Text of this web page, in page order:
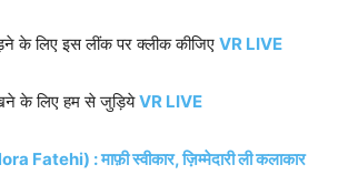
के लिए इस लींक पर क्लीक कीजिए VR LIVE
के लिए हम से जुड़ियेVR LIVE
Fatehi) : माफ़ी स्वीकार, ज़िम्मेदारी ली कलाकार